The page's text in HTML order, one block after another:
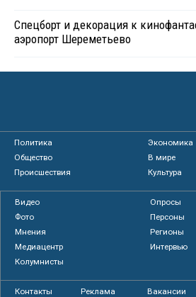
Спецборт и декорация к
аэропорт Шереметьево
Политика
Экономика
Общество
В мире
Происшествия
Культура
Видео
Опросы
Фото
Персоны
Мнения
Регионы
Медиацентр
Интервью
Колумнисты
Контакты Реклама Вакансии